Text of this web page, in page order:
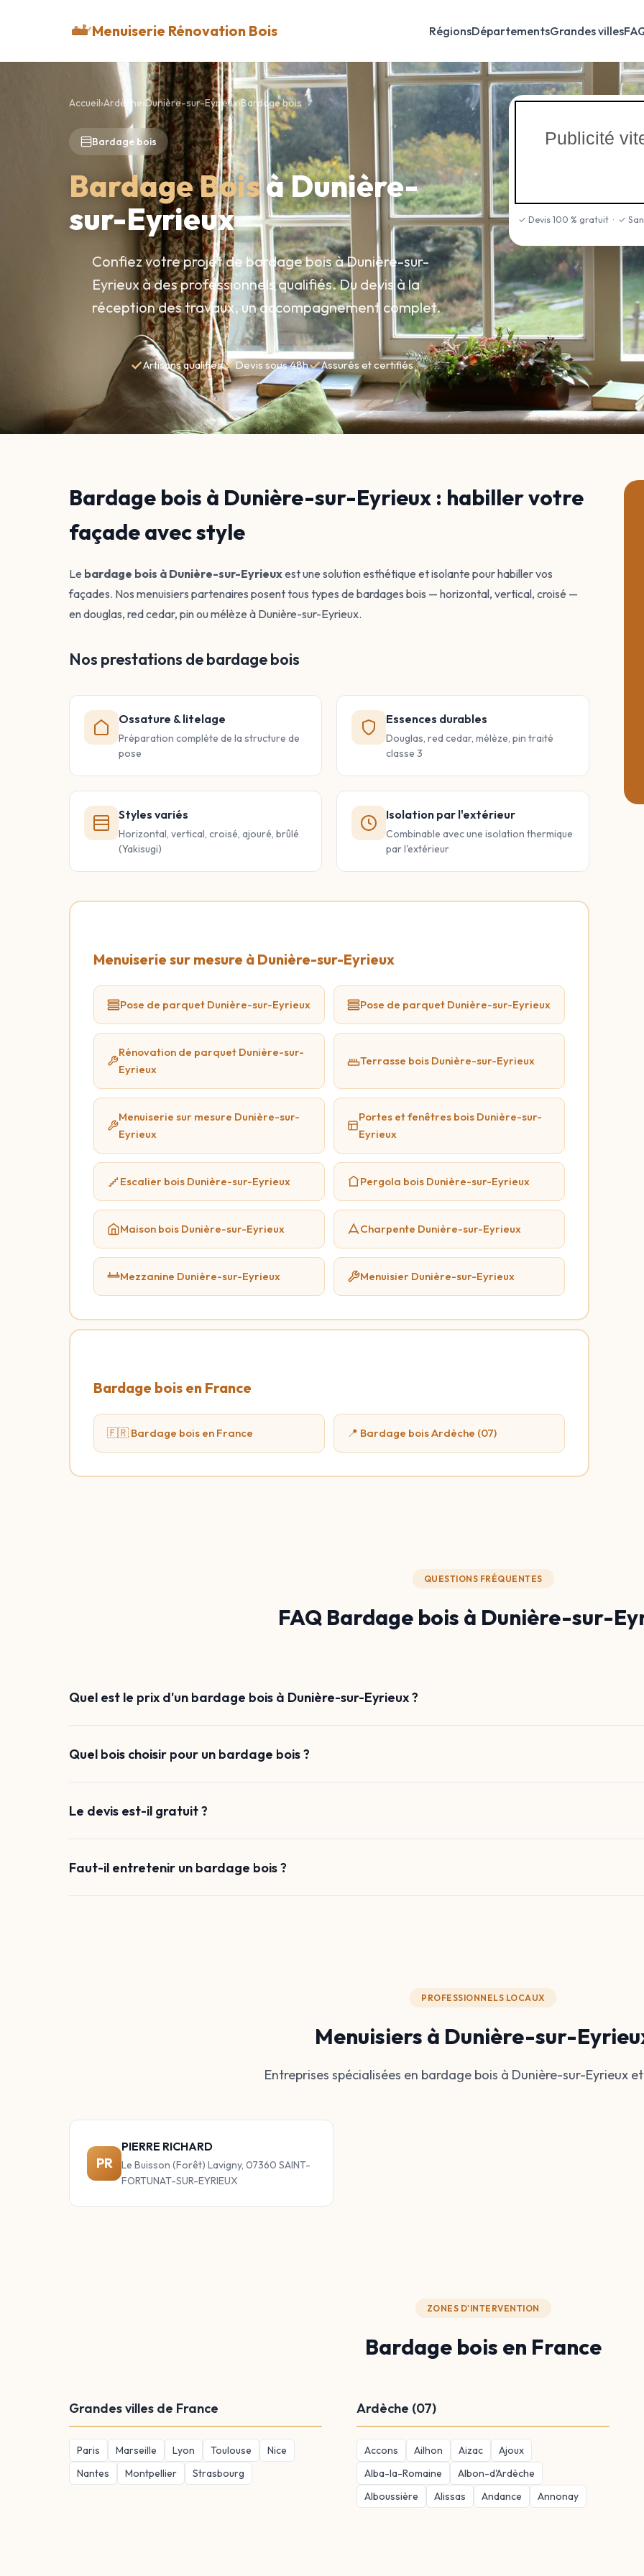
Menuiserie Rénovation Bois RégionsDépartementsGrandes villes
Accueil›Ardèche›Dunière-sur-Eyrieux›Bardage bois
Bardage bois
Bardage Boisà Dunière-
sur-Eyrieux
Confiez votre projet de bardage bois à Dunière-sur-
Eyrieux à des professionnels qualifiés. Du devis à la
réception des travaux, un accompagnement complet.
✓Artisans qualifiés✓Devis sous 48h✓Assurés et certifiés
Publicité
✓ Devis 100 % gratuit · ✓
Bardage bois à Dunière-sur-Eyrieux : habiller votre
façade avec style
Le bardage bois à Dunière-sur-Eyrieuxest une solution esthétique et isolante pour habiller vos
façades. Nos menuisiers partenaires posent tous types de bardages bois — horizontal, vertical, croisé —
en douglas, red cedar, pin ou mélèze à Dunière-sur-Eyrieux.
Nos prestations de bardage bois
Ossature & litelage
Préparation complète de la structure de
pose
Essences durables
Douglas, red cedar, mélèze, pin traité
classe 3
Styles variés
Horizontal, vertical, croisé, ajouré, brûlé
(Yakisugi)
Isolation par l'extérieur
Combinable avec une isolation thermique
par l'extérieur
Menuiserie sur mesure à Dunière-sur-Eyrieux
Pose de parquet Dunière-sur-Eyrieux Pose de parquet Dunière-sur-Eyrieux
Rénovation de parquet Dunière-sur-
Eyrieux
Terrasse bois Dunière-sur-Eyrieux
Menuiserie sur mesure Dunière-sur-
Eyrieux
Portes et fenêtres bois Dunière-sur-
Eyrieux
Escalier bois Dunière-sur-Eyrieux Pergola bois Dunière-sur-Eyrieux
Maison bois Dunière-sur-Eyrieux Charpente Dunière-sur-Eyrieux
Mezzanine Dunière-sur-Eyrieux Menuisier Dunière-sur-Eyrieux
Bardage bois en France
🇫🇷 Bardage bois en France 📍 Bardage bois Ardèche (07)
QUESTIONS FRÉQUENTES
FAQ Bardage bois à Dunière-sur-
Quel est le prix d'un bardage bois à Dunière-sur-Eyrieux ?
Quel bois choisir pour un bardage bois ?
Le devis est-il gratuit ?
Faut-il entretenir un bardage bois ?
PROFESSIONNELS LOCAUX
Menuisiers à Dunière-sur-
Entreprises spécialisées en bardage bois à Dunière-sur-Eyrieux
PR
PIERRE RICHARD
Le Buisson (Forêt) Lavigny, 07360 SAINT-
FORTUNAT-SUR-EYRIEUX
ZONES D'INTERVENTION
Bardage bois en France
Grandes villes de France
Paris Marseille Lyon Toulouse
Nice
Nantes
Montpellier Strasbourg
Ardèche (07)
Accons Ailhon Aizac
Ajoux
Alba-la-Romaine
Albon-d'Ardèche
Alboussière
Alissas Andance Annonay